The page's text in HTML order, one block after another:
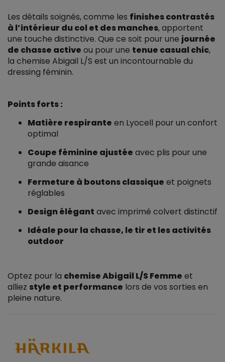
Les détails soignés, comme les finishes contrastés
à l’intérieur du col et des manches, apportent
une touche distinctive. Que ce soit pour une journée
de chasse active ou pour une tenue casual chic,
la chemise Abigail L/S est un incontournable du
dressing féminin.
Points forts :
Matière respirante en Lyocell pour un confort
optimal
Coupe féminine ajustée avec plis pour une
grande aisance
Fermeture à boutons classique et poignets
réglables
Design élégant avec imprimé colvert distinctif
Idéale pour la chasse, le tir et les activités
outdoor
Optez pour la chemise Abigail L/S Femme et
alliez style et performance lors de vos sorties en
pleine nature.